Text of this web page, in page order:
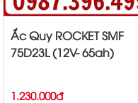
Ắc Quy ROCKET SMF
75D23L (12V- 65ah)
1.230.000đ